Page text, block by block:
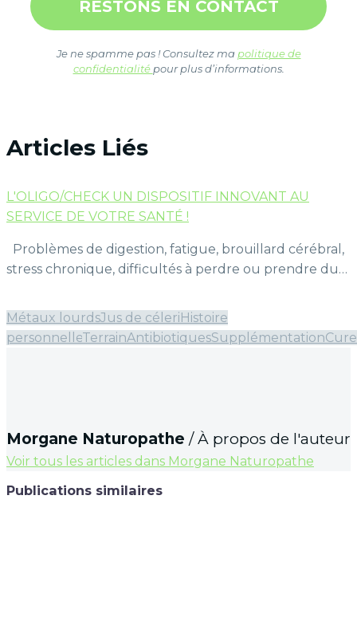
Je ne spamme pas ! Consultez ma politique de
confidentialité pour plus d’informations.
Articles Liés
L'OLIGO/CHECK UN DISPOSITIF INNOVANT AU
SERVICE DE VOTRE SANTÉ !
Problèmes de digestion, fatigue, brouillard cérébral,
stress chronique, difficultés à perdre ou prendre du…
Métaux lourdsJus de céleriHistoire
personnelleTerrainAntibiotiquesSupplémentationCure
Morgane Naturopathe / À propos de l'auteur
Voir tous les articles dans Morgane Naturopathe
Publications similaires